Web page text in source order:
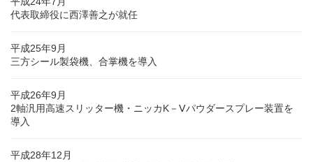
代表取締役に西澤善之が就任
平成25年9月
三方シール製袋機、合掌機を導入
平成26年9月
2軸汎用高速スリッター機・ニッカK－Ⅴパウダースプレー装置を
導入
平成28年12月